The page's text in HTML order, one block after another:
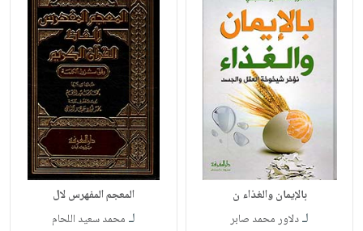
بالإيمان والغذاء ن
لـدلاور محمد صابر
المعجم المفهرس لال
لـ محمد سعيد اللحام